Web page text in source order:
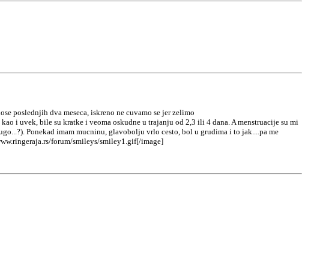
poslednjih dva meseca, iskreno ne cuvamo se jer zelimo
i uvek, bile su kratke i veoma oskudne u trajanju od 2,3 ili 4 dana. A menstruacije su mi
Ponekad imam mucninu, glavobolju vrlo cesto, bol u grudima i to jak....pa me
forum/smileys/smiley1.gif[/image]